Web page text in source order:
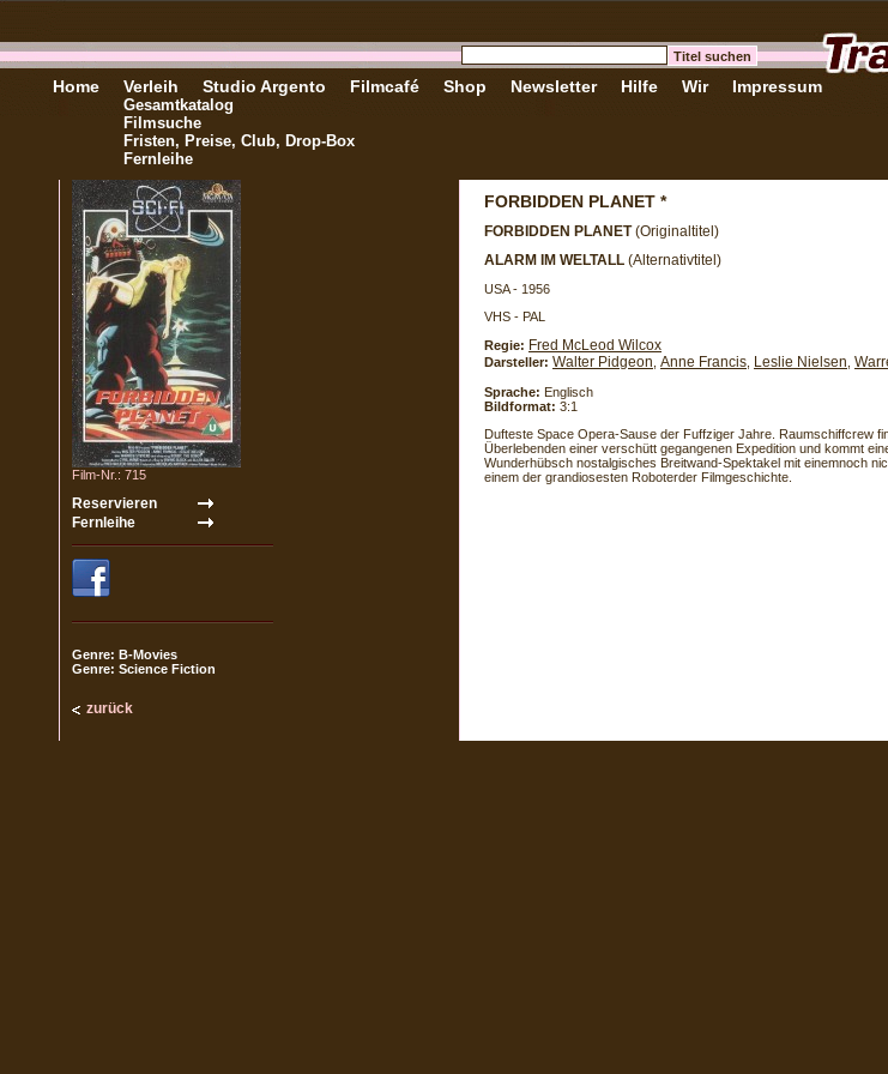
Home Verleih
Gesamtkatalog
Filmsuche
Fristen, Preise, Club, Drop-Box
Fernleihe
Studio Argento Filmcafé Shop Newsletter Hilfe Wir Impressum
Film-Nr.: 715
Genre: B-Movies
Genre: Science Fiction
zurück
FORBIDDEN PLANET *
FORBIDDEN PLANET(Originaltitel)
ALARM IM WELTALL (Alternativtitel)
USA - 1956
VHS - PAL
Regie: Fred McLeod Wilcox
Darsteller: Walter Pidgeon Anne Francis Leslie Nielsen
Sprache: Englisch
Bildformat: 3:1
Dufteste Space Opera-Sause der Fuffziger Jahre. Raumschiffcrew
Überlebenden einer verschütt gegangenen Expedition und kommt
Wunderhübsch nostalgisches Breitwand-Spektakel mit einemnoch
einem der grandiosesten Roboterder Filmgeschichte.